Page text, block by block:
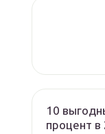
10
процент в